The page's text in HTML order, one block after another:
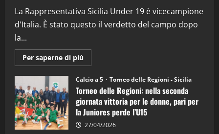
08/04/2026
La Rappresentativa Sicilia Under 19 è vicecampione
d'Italia. È stato questo il verdetto del campo dopo
la...
Per saperne di più
informazioni
Torneo
delle
Regioni
di
calcio
a
5:
la
Calcio a 5 Torneo delle Regioni - Sicilia
Torneo delle Regioni: nella seconda
giornata vittoria per le donne, pari per
la Juniores perde l’U15
27/04/2026